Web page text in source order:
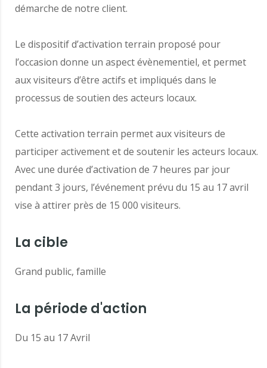
démarche de notre client.
Le dispositif d’activation terrain proposé pour
l’occasion donne un aspect évènementiel, et permet
aux visiteurs d’être actifs et impliqués dans le
processus de soutien des acteurs locaux.
Cette activation terrain permet aux visiteurs de
participer activement et de soutenir les acteurs locaux.
Avec une durée d’activation de 7 heures par jour
pendant 3 jours, l’événement prévu du 15 au 17 avril
vise à attirer près de 15 000 visiteurs.
La cible
Grand public, famille
La période d'action
Du 15 au 17 Avril